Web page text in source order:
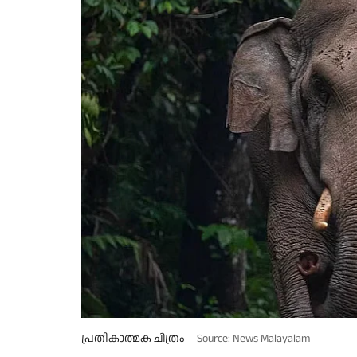
പ്രതീകാത്മക ചിത്രം Source: News Malayalam